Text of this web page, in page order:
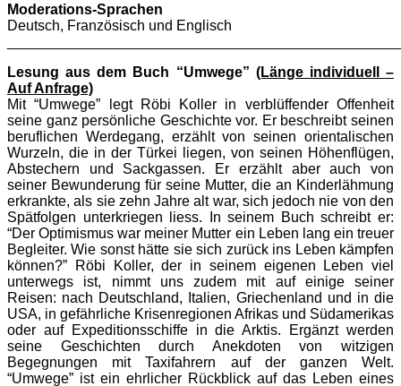
Moderations-Sprachen
Deutsch, Französisch und Englisch
Lesung aus dem Buch “Umwege” (Länge individuell –
Auf Anfrage)
Mit “Umwege” legt Röbi Koller in verblüffender Offenheit
seine ganz persönliche Geschichte vor. Er beschreibt seinen
beruflichen Werdegang, erzählt von seinen orientalischen
Wurzeln, die in der Türkei liegen, von seinen Höhenflügen,
Abstechern und Sackgassen. Er erzählt aber auch von
seiner Bewunderung für seine Mutter, die an Kinderlähmung
erkrankte, als sie zehn Jahre alt war, sich jedoch nie von den
Spätfolgen unterkriegen liess. In seinem Buch schreibt er:
“Der Optimismus war meiner Mutter ein Leben lang ein treuer
Begleiter. Wie sonst hätte sie sich zurück ins Leben kämpfen
können?” Röbi Koller, der in seinem eigenen Leben viel
unterwegs ist, nimmt uns zudem mit auf einige seiner
Reisen: nach Deutschland, Italien, Griechenland und in die
USA, in gefährliche Krisenregionen Afrikas und Südamerikas
oder auf Expeditionsschiffe in die Arktis. Ergänzt werden
seine Geschichten durch Anekdoten von witzigen
Begegnungen mit Taxifahrern auf der ganzen Welt.
“Umwege” ist ein ehrlicher Rückblick auf das Leben eines